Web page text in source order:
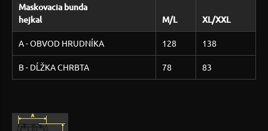
Maskovacia bunda
hejkal
M/L XL/XXL
A - OBVOD HRUDNÍKA 128 138
B - DĹŽKA CHRBTA 78 83